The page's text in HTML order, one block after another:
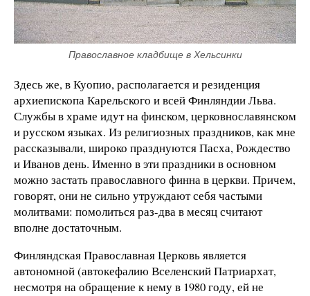
Православное кладбище в Хельсинки
Здесь же, в Куопио, располагается и резиденция
архиепископа Карельского и всей Финляндии Льва.
Службы в храме идут на финском, церковнославянском
и русском языках. Из религиозных праздников, как мне
рассказывали, широко празднуются Пасха, Рождество
и Иванов день. Именно в эти праздники в основном
можно застать православного финна в церкви. Причем,
говорят, они не сильно утруждают себя частыми
молитвами: помолиться раз-два в месяц считают
вполне достаточным.
Финляндская Православная Церковь является
автономной (автокефалию Вселенский Патриархат,
несмотря на обращение к нему в 1980 году, ей не